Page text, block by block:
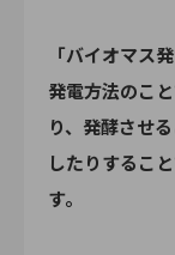
「バイオマス
発電方法のこ
り、発酵させ
したりするこ
す。